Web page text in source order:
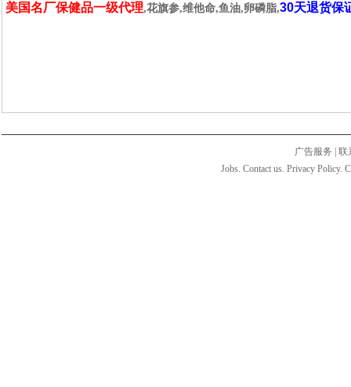
美国名厂保健品一级代理,花旗参,维他命,鱼油,卵磷脂,30天退货保
广告服务
联
Jobs. Contact us. Privacy Policy.